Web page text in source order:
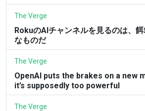
The Verge
RokuのAIチャンネルを見るのは、
なものだ
The Verge
OpenAI puts the brakes on a new
it’s supposedly too powerful
The Verge